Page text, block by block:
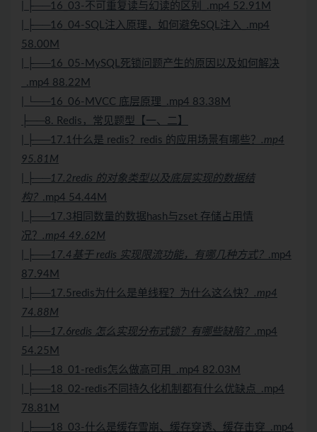
| ├──16_03-不可重复读与幻读的区别_.mp4 52.91M
| ├──16_04-SQL注入原理，如何避免SQL注入_.mp4
58.00M
| ├──16_05-MySQL死锁问题产生的原因以及如何解决
_.mp4 88.22M
| └──16_06-MVCC 底层原理_.mp4 83.38M
├──8. Redis，常见题型【一、二】
| ├──17.1什么是 redis？redis 的应用场景有哪些？ .mp4
95.81M
| ├──17.2redis 的对象类型以及底层实现的数据结
构？ .mp4 54.44M
| ├──17.3相同数量的数据hash与zset 存储占用情
况？ .mp4 49.62M
| ├──17.4基于 redis 实现限流功能，有哪几种方式？ .mp4
87.94M
| ├──17.5redis为什么是单线程？为什么这么快？ .mp4
74.88M
| ├──17.6redis 怎么实现分布式锁？有哪些缺陷？ .mp4
54.25M
| ├──18_01-redis怎么做高可用_.mp4 82.03M
| ├──18_02-redis不同持久化机制都有什么优缺点_.mp4
78.81M
| ├──18_03-什么是缓存雪崩、缓存穿透、缓存击穿_.mp4